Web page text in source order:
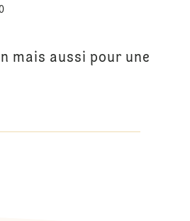
mais aussi pour une